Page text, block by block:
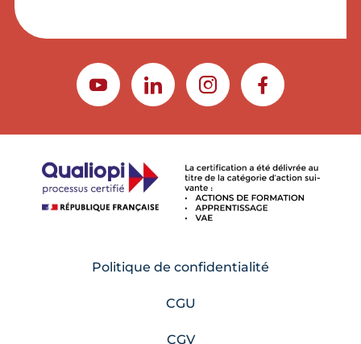
YOUTUBELINKEDININSTAGRAMFACEBOOK
Politique de confidentialité
CGU
CGV